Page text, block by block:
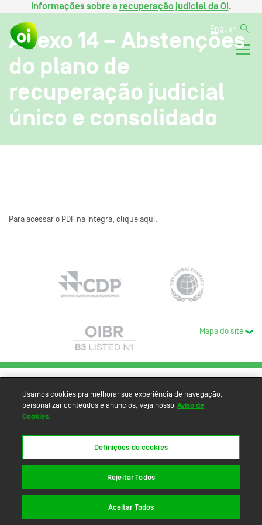
Informações sobre a recuperação judicial da Oi.
English
Anexo 14 – Abstenções
do plano de
recuperação judicial
único e consolidado
Para acessar o PDF na íntegra, clique aqui.
Mapa do site
Usamos cookies pra melhorar sua experiência de navegação,
personalizar conteúdos e anúncios, veja nosso Aviso de
Cookies.
Definições de cookies
Rejeitar Todos
Aceitar Todos